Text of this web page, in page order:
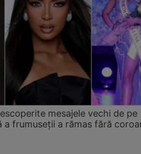
mesajele vechi de pe
a frumuseții a rămas fără